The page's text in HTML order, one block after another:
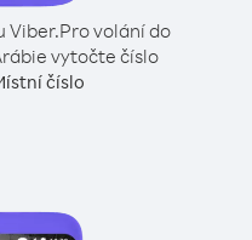
Viber.Pro volání do
vytočte číslo
číslo